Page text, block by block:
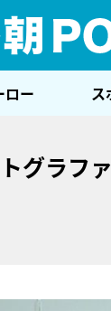
ロー ス
グラフ